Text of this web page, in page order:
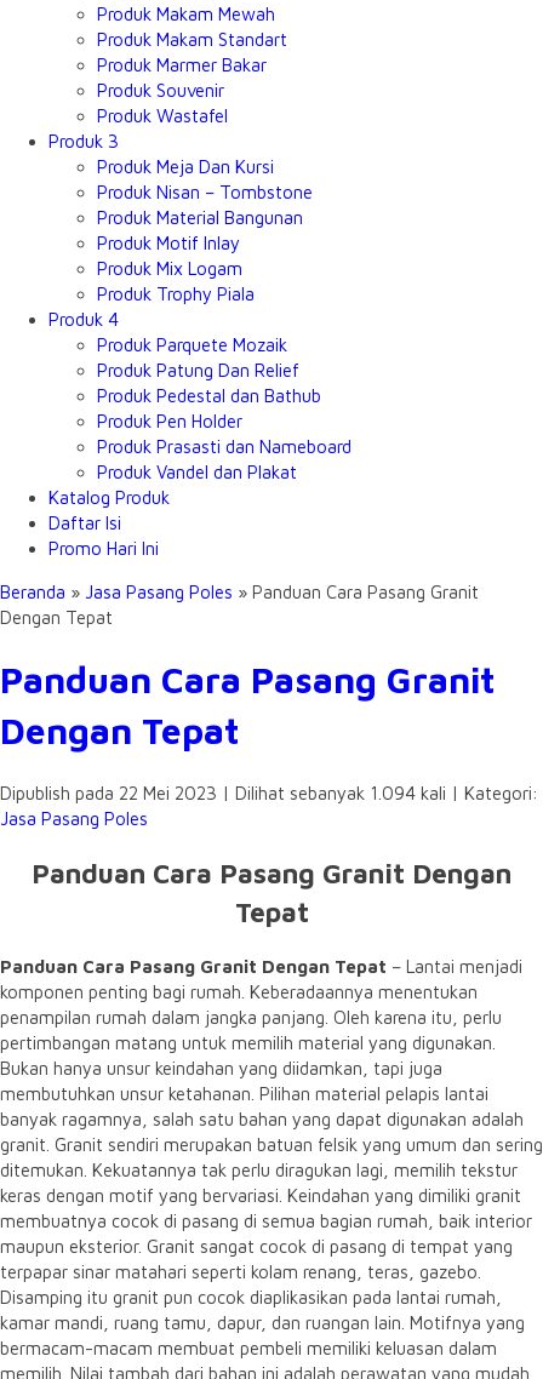
Produk Makam Mewah
Produk Makam Standart
Produk Marmer Bakar
Produk Souvenir
Produk Wastafel
Produk 3
Produk Meja Dan Kursi
Produk Nisan – Tombstone
Produk Material Bangunan
Produk Motif Inlay
Produk Mix Logam
Produk Trophy Piala
Produk 4
Produk Parquete Mozaik
Produk Patung Dan Relief
Produk Pedestal dan Bathub
Produk Pen Holder
Produk Prasasti dan Nameboard
Produk Vandel dan Plakat
Katalog Produk
Daftar Isi
Promo Hari Ini
Beranda » Jasa Pasang Poles » Panduan Cara Pasang Granit
Dengan Tepat
Panduan Cara Pasang Granit
Dengan Tepat
Dipublish pada 22 Mei 2023 | Dilihat sebanyak 1.094 kali | Kategori:
Jasa Pasang Poles
Panduan Cara Pasang Granit Dengan
Tepat
Panduan Cara Pasang Granit Dengan Tepat – Lantai menjadi
komponen penting bagi rumah. Keberadaannya menentukan
penampilan rumah dalam jangka panjang. Oleh karena itu, perlu
pertimbangan matang untuk memilih material yang digunakan.
Bukan hanya unsur keindahan yang diidamkan, tapi juga
membutuhkan unsur ketahanan. Pilihan material pelapis lantai
banyak ragamnya, salah satu bahan yang dapat digunakan adalah
granit. Granit sendiri merupakan batuan felsik yang umum dan sering
ditemukan. Kekuatannya tak perlu diragukan lagi, memilih tekstur
keras dengan motif yang bervariasi. Keindahan yang dimiliki granit
membuatnya cocok di pasang di semua bagian rumah, baik interior
maupun eksterior. Granit sangat cocok di pasang di tempat yang
terpapar sinar matahari seperti kolam renang, teras, gazebo.
Disamping itu granit pun cocok diaplikasikan pada lantai rumah,
kamar mandi, ruang tamu, dapur, dan ruangan lain. Motifnya yang
bermacam-macam membuat pembeli memiliki keluasan dalam
memilih. Nilai tambah dari bahan ini adalah perawatan yang mudah